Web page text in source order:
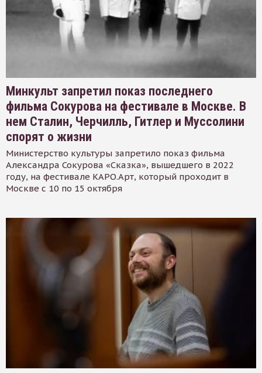
Минкульт запретил показ последнего
фильма Сокурова на фестивале в Москве. В
нем Сталин, Черчилль, Гитлер и Муссолини
спорят о жизни
Министерство культуры запретило показ фильма
Александра Сокурова «Сказка», вышедшего в 2022
году, на фестивале КАРО.Арт, который проходит в
Москве с 10 по 15 октября